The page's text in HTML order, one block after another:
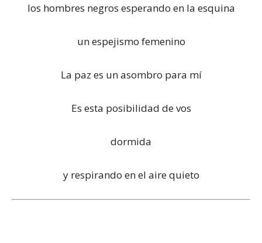
los hombres negros esperando en la esquina
un espejismo femenino
La paz es un asombro para mí
Es esta posibilidad de vos
dormida
y respirando en el aire quieto